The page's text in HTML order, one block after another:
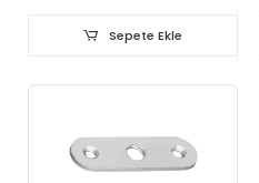
Sepete Ekle